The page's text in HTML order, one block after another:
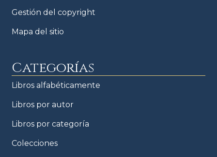
Gestión del copyright
Mapa del sitio
Categorías
Libros alfabéticamente
Libros por autor
Libros por categoría
Colecciones